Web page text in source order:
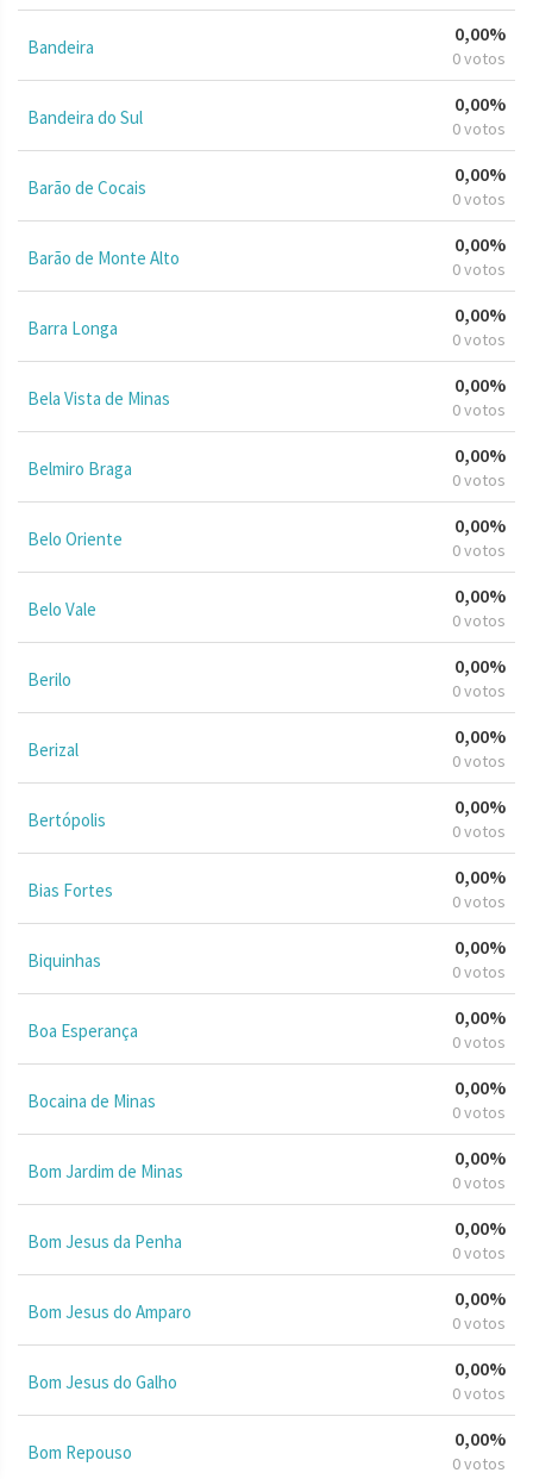
Bandeira
0,00%
0 votos
Bandeira do Sul
0,00%
0 votos
Barão de Cocais
0,00%
0 votos
Barão de Monte Alto
0,00%
0 votos
Barra Longa
0,00%
0 votos
Bela Vista de Minas
0,00%
0 votos
Belmiro Braga
0,00%
0 votos
Belo Oriente
0,00%
0 votos
Belo Vale
0,00%
0 votos
Berilo
0,00%
0 votos
Berizal
0,00%
0 votos
Bertópolis
0,00%
0 votos
Bias Fortes
0,00%
0 votos
Biquinhas
0,00%
0 votos
Boa Esperança
0,00%
0 votos
Bocaina de Minas
0,00%
0 votos
Bom Jardim de Minas
0,00%
0 votos
Bom Jesus da Penha
0,00%
0 votos
Bom Jesus do Amparo
0,00%
0 votos
Bom Jesus do Galho
0,00%
0 votos
Bom Repouso
0,00%
0 votos